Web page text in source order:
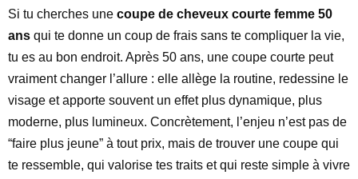
Si tu cherches une coupe de cheveux courte femme 50
ans qui te donne un coup de frais sans te compliquer la vie,
tu es au bon endroit. Après 50 ans, une coupe courte peut
vraiment changer l’allure : elle allège la routine, redessine le
visage et apporte souvent un effet plus dynamique, plus
moderne, plus lumineux. Concrètement, l’enjeu n’est pas de
“faire plus jeune” à tout prix, mais de trouver une coupe qui
te ressemble, qui valorise tes traits et qui reste simple à vivre